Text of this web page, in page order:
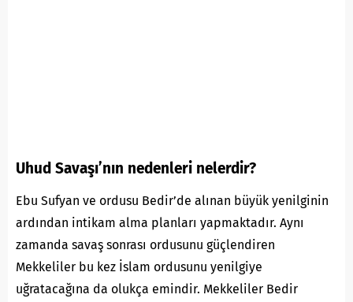
Uhud Savaşı’nın nedenleri nelerdir?
Ebu Sufyan ve ordusu Bedir’de alınan büyük yenilginin
ardından intikam alma planları yapmaktadır. Aynı
zamanda savaş sonrası ordusunu güçlendiren
Mekkeliler bu kez İslam ordusunu yenilgiye
uğratacağına da olukça emindir. Mekkeliler Bedir